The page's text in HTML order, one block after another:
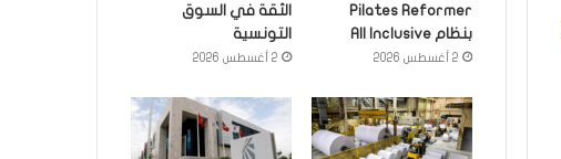
Pilates Reformer
بنظام All Inclusive
2 أغسطس 2026
الثقة في السوق
التونسية
2 أغسطس 2026